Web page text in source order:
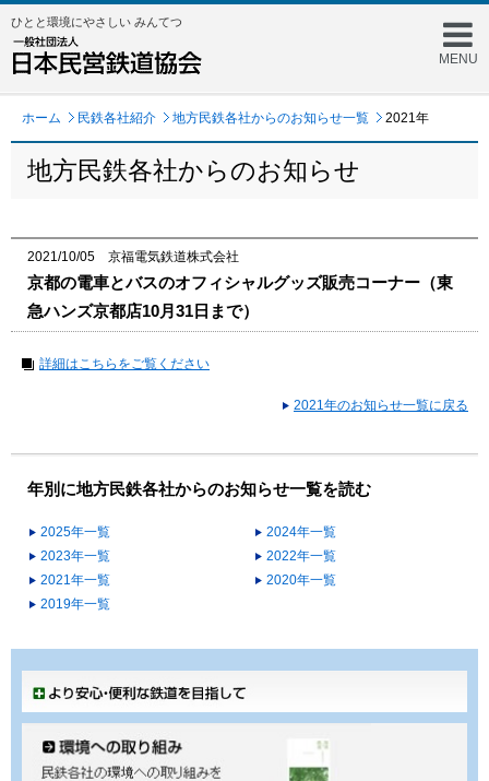
MENU
ひとと環境にやさしい みんてつ
ホーム 民鉄各社紹介 地方民鉄各社からのお知らせ一覧 2021年
地方民鉄各社からのお知らせ
2021/10/05 京福電気鉄道株式会社
京都の電車とバスのオフィシャルグッズ販売コーナー（東
急ハンズ京都店10月31日まで）
詳細はこちらをご覧ください
2021年のお知らせ一覧に戻る
年別に地方民鉄各社からのお知らせ一覧を読む
2025年一覧
2024年一覧
2023年一覧
2022年一覧
2021年一覧
2020年一覧
2019年一覧